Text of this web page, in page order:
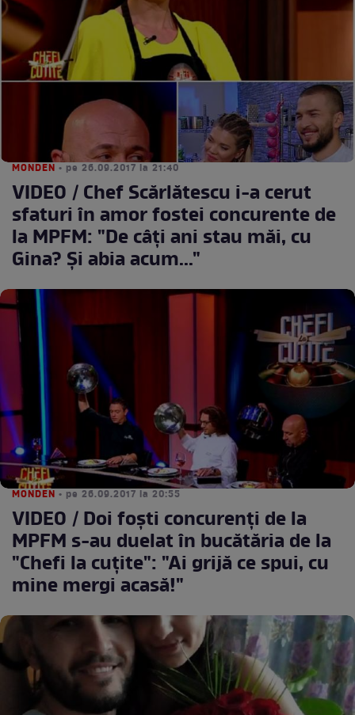
MONDEN • pe 26.09.2017 la 21:40
VIDEO / Chef Scărlătescu i-a cerut
sfaturi în amor fostei concurente de
la MPFM: "De câţi ani stau măi, cu
Gina? Şi abia acum..."
MONDEN • pe 26.09.2017 la 20:55
VIDEO / Doi foşti concurenţi de la
MPFM s-au duelat în bucătăria de la
"Chefi la cuţite": "Ai grijă ce spui, cu
mine mergi acasă!"